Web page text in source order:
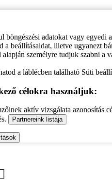
böngészési adatokat vagy
beállításaidat, illetve ugyanezt
személyre tudjuk szabni a
a láblécben található Süti
célokra használjuk:
aktív vizsgálata azonosítás
Partnereink listája